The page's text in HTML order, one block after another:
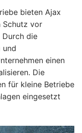
bieten Ajax
Schutz vor
Durch die
und
einen
Die
für kleine Betriebe
eingesetzt